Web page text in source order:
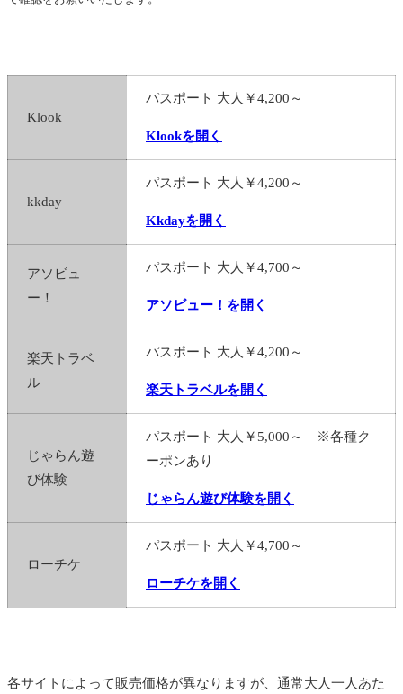
Klook
パスポート 大人￥4,200～
Klookを開く
kkday
パスポート 大人￥4,200～
Kkdayを開く
アソビュ
ー！
パスポート 大人￥4,700～
アソビュー！を開く
楽天トラベ
ル
パスポート 大人￥4,200～
楽天トラベルを開く
じゃらん遊
び体験
パスポート 大人￥5,000～ ※各種ク
ーポンあり
じゃらん遊び体験を開く
ローチケ
パスポート 大人￥4,700～
ローチケを開く
各サイトによって販売価格が異なりますが、通常大人一人あた